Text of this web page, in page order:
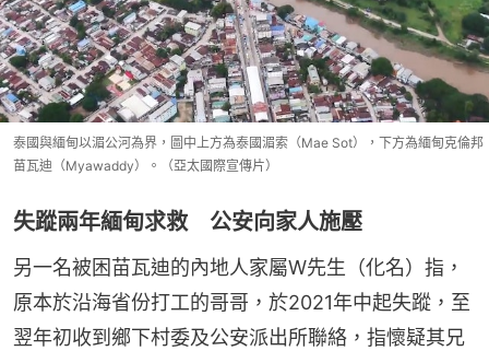
泰國與緬甸以湄公河為界，圖中上方為泰國湄索（Mae Sot），下方為緬甸克倫邦
苗瓦迪（Myawaddy）。（亞太國際宣傳片）
失蹤兩年緬甸求救 公安向家人施壓
另一名被困苗瓦迪的內地人家屬W先生（化名）指，
原本於沿海省份打工的哥哥，於2021年中起失蹤，至
翌年初收到鄉下村委及公安派出所聯絡，指懷疑其兄